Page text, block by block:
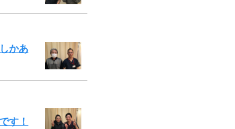
かあ
す！